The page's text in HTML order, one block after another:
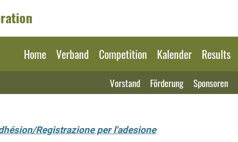
Home Verband Competition Kalender Results
Vorstand Förderung Sponsoren
Registrazione per l'adesione